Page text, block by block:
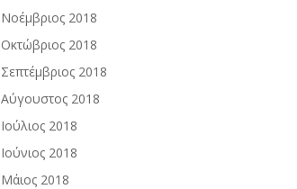
Νοέμβριος 2018
Οκτώβριος 2018
Σεπτέμβριος 2018
Αύγουστος 2018
Ιούλιος 2018
Ιούνιος 2018
Μάιος 2018